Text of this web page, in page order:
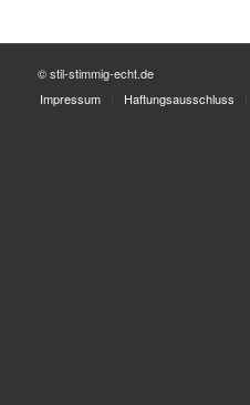
© stil-stimmig-echt.de
Impressum
Haftungsausschluss